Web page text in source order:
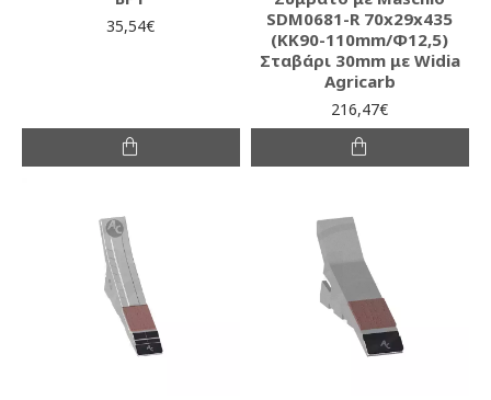
35,54€
SDM0681-R 70x29x435
(KK90-110mm/Φ12,5)
Σταβάρι 30mm με Widia
Agricarb
216,47€